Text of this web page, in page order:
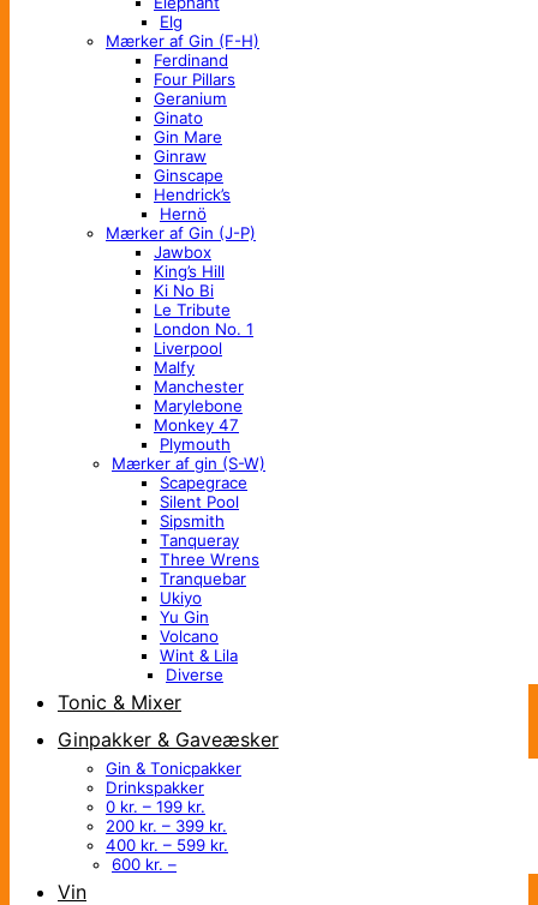
Elg
Mærker af Gin (F-H)
Ferdinand
Four Pillars
Geranium
Ginato
Gin Mare
Ginraw
Ginscape
Hendrick’s
Hernö
Mærker af Gin (J-P)
Jawbox
King’s Hill
Ki No Bi
Le Tribute
London No. 1
Liverpool
Malfy
Manchester
Marylebone
Monkey 47
Plymouth
Mærker af gin (S-W)
Scapegrace
Silent Pool
Sipsmith
Tanqueray
Three Wrens
Tranquebar
Ukiyo
Yu Gin
Volcano
Wint & Lila
Diverse
Tonic & Mixer
Ginpakker & Gaveæsker
Gin & Tonicpakker
Drinkspakker
0 kr. – 199 kr.
200 kr. – 399 kr.
400 kr. – 599 kr.
600 kr. –
Vin